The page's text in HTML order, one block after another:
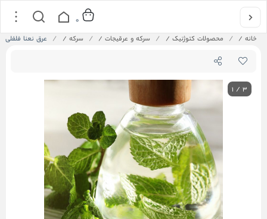
خانه / محصولات کتوژنیک / سرکه و عرقیجات / سرکه / عرق نعنا فلفلی
0
1 /3